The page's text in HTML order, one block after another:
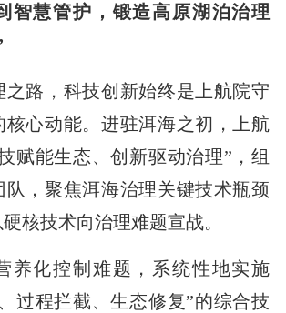
智慧管护，锻造高原湖泊治理
之路，科技创新始终是上航院守
核心动能。进驻洱海之初，上航
赋能生态、创新驱动治理”，组
队，聚焦洱海治理关键技术瓶颈
核技术向治理难题宣战。
养化控制难题，系统性地实施
过程拦截、生态修复”的综合技